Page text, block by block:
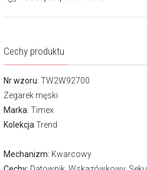
Cechy produktu
Nr wzoru: TW2W92700
Zegarek męski
Marka: Timex
Kolekcja Trend
Mechanizm: Kwarcowy